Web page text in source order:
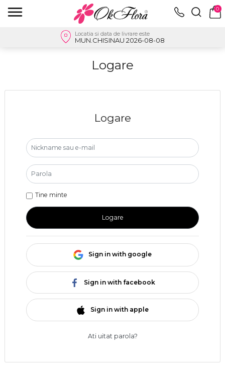
0
Locatia si data de livrare este
MUN.CHISINAU 2026-08-08
Logare
Logare
Tine minte
Logare
Sign in with google
Sign in with facebook
Sign in with apple
Ati uitat parola?